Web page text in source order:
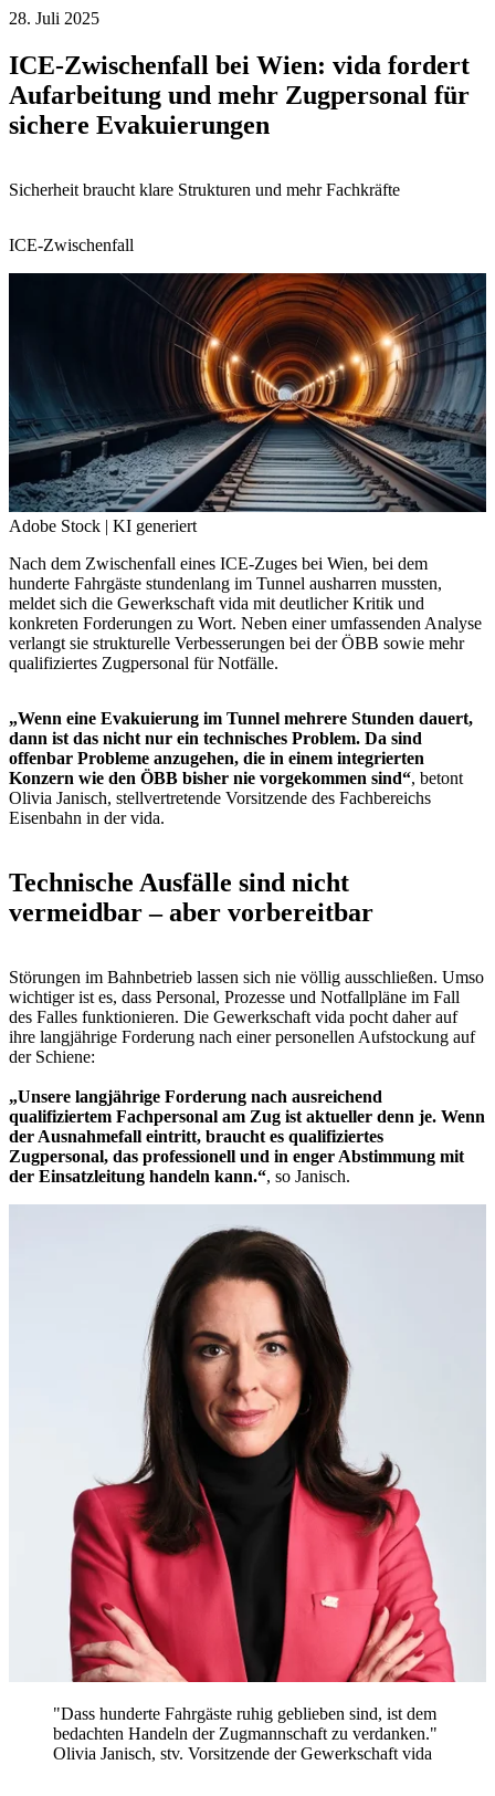
28. Juli 2025
ICE-Zwischenfall bei Wien: vida fordert
Aufarbeitung und mehr Zugpersonal für
sichere Evakuierungen
Sicherheit braucht klare Strukturen und mehr Fachkräfte
ICE-Zwischenfall
Adobe Stock | KI generiert
Nach dem Zwischenfall eines ICE-Zuges bei Wien, bei dem
hunderte Fahrgäste stundenlang im Tunnel ausharren mussten,
meldet sich die Gewerkschaft vida mit deutlicher Kritik und
konkreten Forderungen zu Wort. Neben einer umfassenden Analyse
verlangt sie strukturelle Verbesserungen bei der ÖBB sowie mehr
qualifiziertes Zugpersonal für Notfälle.
„Wenn eine Evakuierung im Tunnel mehrere Stunden dauert,
dann ist das nicht nur ein technisches Problem. Da sind
offenbar Probleme anzugehen, die in einem integrierten
Konzern wie den ÖBB bisher nie vorgekommen sind“, betont
Olivia Janisch, stellvertretende Vorsitzende des Fachbereichs
Eisenbahn in der vida.
Technische Ausfälle sind nicht
vermeidbar – aber vorbereitbar
Störungen im Bahnbetrieb lassen sich nie völlig ausschließen. Umso
wichtiger ist es, dass Personal, Prozesse und Notfallpläne im Fall
des Falles funktionieren. Die Gewerkschaft vida pocht daher auf
ihre langjährige Forderung nach einer personellen Aufstockung auf
der Schiene:
„Unsere langjährige Forderung nach ausreichend
qualifiziertem Fachpersonal am Zug ist aktueller denn je. Wenn
der Ausnahmefall eintritt, braucht es qualifiziertes
Zugpersonal, das professionell und in enger Abstimmung mit
der Einsatzleitung handeln kann.“, so Janisch.
"Dass hunderte Fahrgäste ruhig geblieben sind, ist dem
bedachten Handeln der Zugmannschaft zu verdanken."
Olivia Janisch, stv. Vorsitzende der Gewerkschaft vida